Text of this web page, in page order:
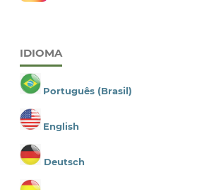
IDIOMA
Português (Brasil)
English
Deutsch